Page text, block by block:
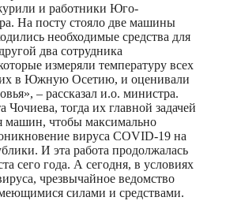
и работники Юго-
На посту стояло две машины
необходимые средства для
два сотрудника
измеряли температуру всех
в Южную Осетию, и оценивали
– рассказал и.о. министра.
Чочиева, тогда их главной задачей
машин, чтобы максимально
вируса COVID-19 на
И эта работа продолжалась
сего года. А сегодня, в условиях
чрезвычайное ведомство
силами и средствами.